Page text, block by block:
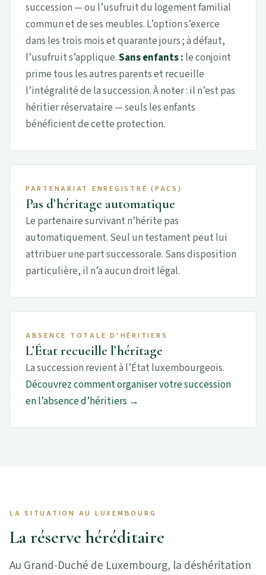
succession — ou l’usufruit du logement familial
commun et de ses meubles. L’option s’exerce
dans les trois mois et quarante jours ; à défaut,
l’usufruit s’applique.Sans enfants : le conjoint
prime tous les autres parents et recueille
l’intégralité de la succession. À noter : il n’est pas
héritier réservataire — seuls les enfants
bénéficient de cette protection.
PARTENARIAT ENREGISTRÉ (PACS)
Pas d’héritage automatique
Le partenaire survivant n’hérite pas
automatiquement. Seul un testament peut lui
attribuer une part successorale. Sans disposition
particulière, il n’a aucun droit légal.
ABSENCE TOTALE D’HÉRITIERS
L’État recueille l’héritage
La succession revient à l’État luxembourgeois.
Découvrez comment organiser votre succession
en l’absence d’héritiers →
LA SITUATION AU LUXEMBOURG
La réserve héréditaire
Au Grand-Duché de Luxembourg, la déshéritation